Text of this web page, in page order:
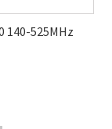
140-525MHz